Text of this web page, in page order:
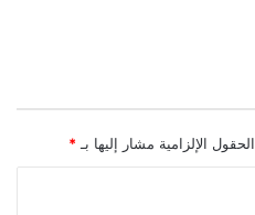
الحقول الإلزامية مشار إليها بـ *